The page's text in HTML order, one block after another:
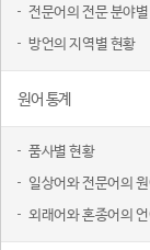
전문어의 전문 분야
방언의 지역별 현황
원어 통계
품사별 현황
일상어와 전문어의
외래어와 혼종어의